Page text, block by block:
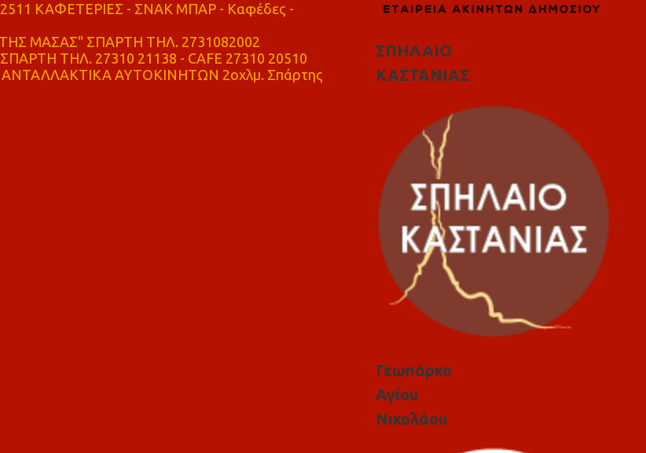
ΚΑΦΕΤΕΡΙΕΣ - ΣΝΑΚ ΜΠΑΡ - Καφέδες -
ΜΑΣΑΣ" ΣΠΑΡΤΗ ΤΗΛ. 2731082002
ΤΗΛ. 27310 21138 - CAFE 27310 20510
ΑΥΤΟΚΙΝΗΤΩΝ 2οχλμ. Σπάρτης
ΣΠΗΛΑΙΟ
ΚΑΣΤΑΝΙΑΣ
Γεωπάρκο
Αγίου
Νικολάου